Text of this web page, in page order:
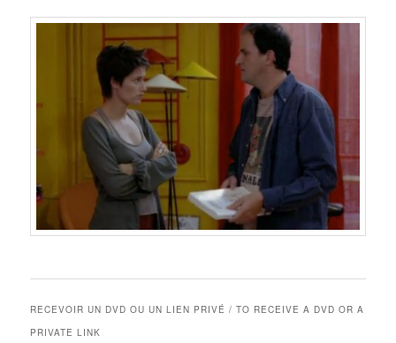
RECEVOIR UN DVD OU UN LIEN PRIVÉ / TO RECEIVE A DVD OR A
PRIVATE LINK